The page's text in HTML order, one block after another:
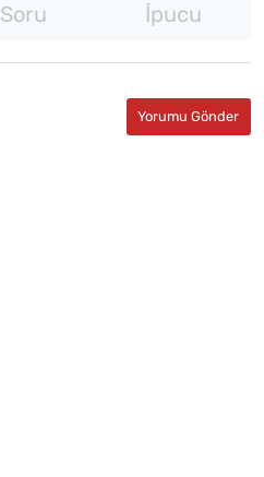
Soru İpucu